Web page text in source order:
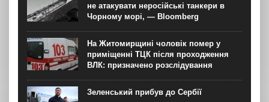
не атакувати неросійські танкери в
Чорному морі, — Bloomberg
На Житомирщині чоловік помер у
приміщенні ТЦК після проходження
ВЛК: призначено розслідування
Зеленський прибув до Сербії